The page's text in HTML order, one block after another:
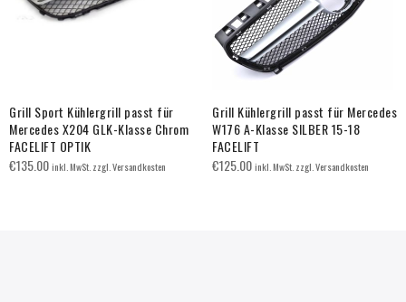
Grill Sport Kühlergrill passt für
Mercedes X204 GLK-Klasse Chrom
FACELIFT OPTIK
€135.00inkl. MwSt. zzgl. Versandkosten
Grill Kühlergrill passt für Mercedes
W176 A-Klasse SILBER 15-18
FACELIFT
€125.00inkl. MwSt. zzgl. Versandkosten